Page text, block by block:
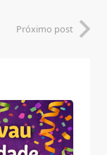
Próximo post